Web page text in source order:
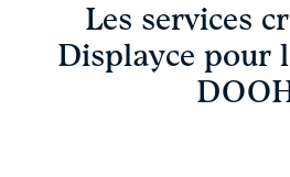
Les services
Displayce pour